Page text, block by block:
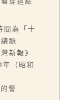
間為「十
蹶
新報》
年（昭和
警